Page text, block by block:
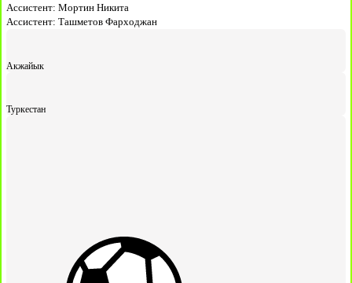
Ассистент: Мортин Никита
Ассистент: Ташметов Фарходжан
Акжайык
Туркестан